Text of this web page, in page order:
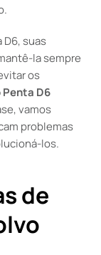
D6, suas
la sempre
os
Penta D6
vamos
problemas
los.
de